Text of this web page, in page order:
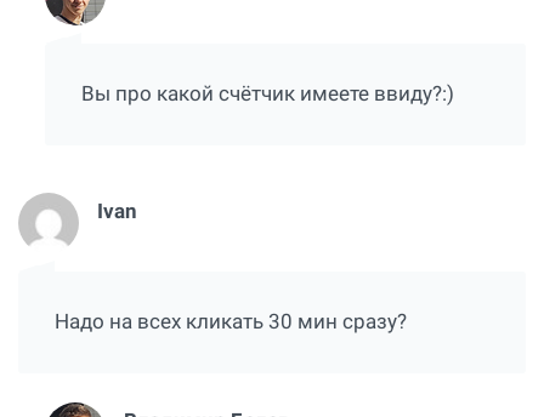
Вы про какой счётчик имеете ввиду?:)
Ivan
Надо на всех кликать 30 мин сразу?